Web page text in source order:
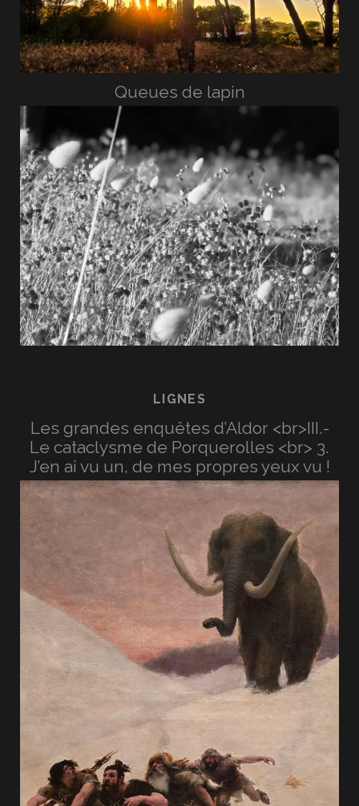
Queues de lapin
LIGNES
Les grandes enquêtes d’Aldor <br>III.-
Le cataclysme de Porquerolles <br> 3.
J’en ai vu un, de mes propres yeux vu !